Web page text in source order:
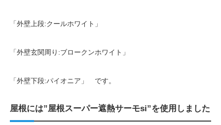
「外壁上段:クールホワイト」
「外壁玄関周り:ブロークンホワイト」
「外壁下段:パイオニア」 です。
屋根には”屋根スーパー遮熱サーモsi”を使用しました